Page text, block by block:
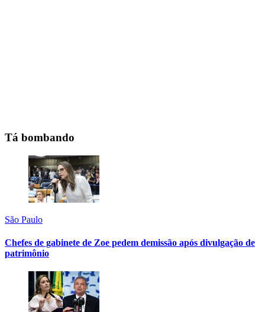
Tá bombando
São Paulo
Chefes de gabinete de Zoe pedem demissão após divulgação de
patrimônio